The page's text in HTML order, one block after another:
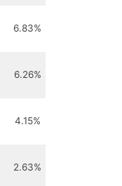
6.83%
6.26%
4.15%
2.63%